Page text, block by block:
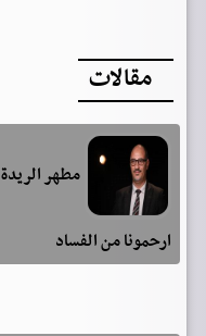
مقالات
مطهر الريدة
ارحمونا من الفساد